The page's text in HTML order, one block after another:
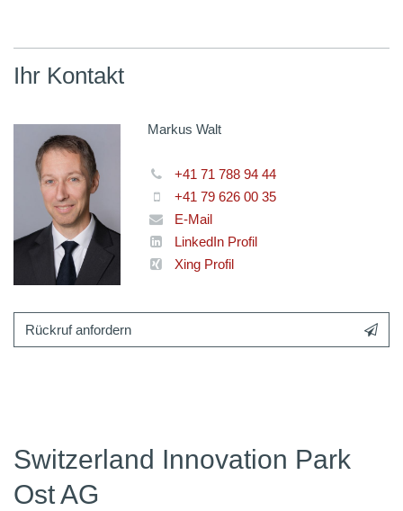
Ihr Kontakt
Markus Walt
+41 71 788 94 44
+41 79 626 00 35
E-Mail
LinkedIn Profil
Xing Profil
Rückruf anfordern
Switzerland Innovation Park
Ost AG